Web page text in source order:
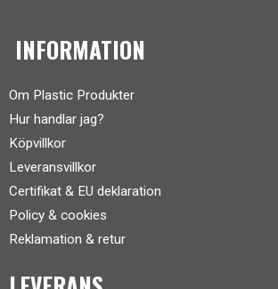
INFORMATION
Om Plastic Produkter
Hur handlar jag?
Köpvillkor
Leveransvillkor
Certifikat & EU deklaration
Policy & cookies
Reklamation & retur